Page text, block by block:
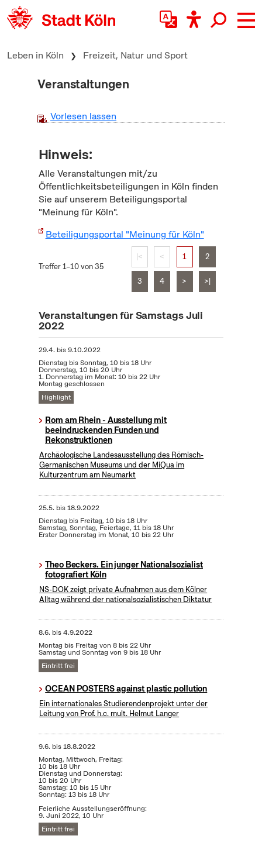
zum Inhalt springen
Leben in Köln Freizeit, Natur und Sport
Veranstaltungen
Vorlesen lassen
Hinweis:
Alle Veranstaltungen mit/zu
Öffentlichkeitsbeteiligungen in Köln finden
Sie auf unserem Beteiligungsportal
"Meinung für Köln".
Beteiligungsportal "Meinung für Köln"
Treffer 1–10 von 35
|< < 1 2
3 4 > >|
Veranstaltungen für Samstags Juli
2022
29.4. bis9.10.2022
Dienstag bis Sonntag, 10 bis 18 Uhr
Donnerstag, 10 bis 20 Uhr
1. Donnerstag im Monat: 10 bis 22 Uhr
Montag geschlossen
Highlight
Rom am Rhein - Ausstellung mit
beeindruckenden Funden und
Rekonstruktionen
Archäologische Landesausstellung des Römisch-
Germanischen Museums und der MiQua im
Kulturzentrum am Neumarkt
25.5. bis18.9.2022
Dienstag bis Freitag, 10 bis 18 Uhr
Samstag, Sonntag, Feiertage, 11 bis 18 Uhr
Erster Donnerstag im Monat, 10 bis 22 Uhr
Theo Beckers. Ein junger Nationalsozialist
fotografiert Köln
NS-DOK zeigt private Aufnahmen aus dem Kölner
Alltag während der nationalsozialistischen Diktatur
8.6. bis4.9.2022
Montag bis Freitag von 8 bis 22 Uhr
Samstag und Sonntag von 9 bis 18 Uhr
Eintritt frei
OCEAN POSTERS against plastic pollution
Ein internationales Studierendenprojekt unter der
Leitung von Prof. h.c. mult. Helmut Langer
9.6. bis18.8.2022
Montag, Mittwoch, Freitag:
10 bis 18 Uhr
Dienstag und Donnerstag:
10 bis 20 Uhr
Samstag: 10 bis 15 Uhr
Sonntag: 13 bis 18 Uhr
Feierliche Ausstellungseröffnung:
9. Juni 2022, 10 Uhr
Eintritt frei